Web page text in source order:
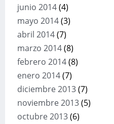
junio 2014(4)
mayo 2014(3)
abril 2014(7)
marzo 2014(8)
febrero 2014(8)
enero 2014(7)
diciembre 2013(7)
noviembre 2013(5)
octubre 2013(6)